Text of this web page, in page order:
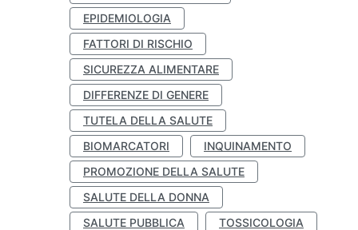
EPIDEMIOLOGIA
FATTORI DI RISCHIO
SICUREZZA ALIMENTARE
DIFFERENZE DI GENERE
TUTELA DELLA SALUTE
BIOMARCATORI
INQUINAMENTO
PROMOZIONE DELLA SALUTE
SALUTE DELLA DONNA
SALUTE PUBBLICA
TOSSICOLOGIA